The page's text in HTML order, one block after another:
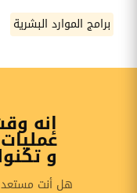
برامج الموارد البشرية
إنه
و
هل أنت مستعد